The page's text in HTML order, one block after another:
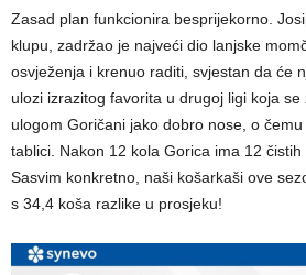
Zasad plan funkcionira besprijekorno.
klupu, zadržao je najveći dio lanjske
osvježenja i krenuo raditi, svjestan da će
ulozi izrazitog favorita u drugoj ligi koja
ulogom Goričani jako dobro nose, o
tablici. Nakon 12 kola Gorica ima 12
Sasvim konkretno, naši košarkaši ove
s 34,4 koša razlike u prosjeku!